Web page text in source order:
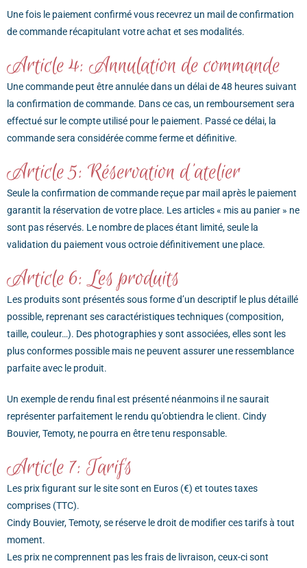
Une fois le paiement confirmé vous recevrez un mail de confirmation
de commande récapitulant votre achat et ses modalités.
Article 4: Annulation de commande
Une commande peut être annulée dans un délai de 48 heures suivant
la confirmation de commande. Dans ce cas, un remboursement sera
effectué sur le compte utilisé pour le paiement. Passé ce délai, la
commande sera considérée comme ferme et définitive.
Article 5: Réservation d'atelier
Seule la confirmation de commande reçue par mail après le paiement
garantit la réservation de votre place. Les articles « mis au panier » ne
sont pas réservés. Le nombre de places étant limité, seule la
validation du paiement vous octroie définitivement une place.
Article 6: Les produits
Les produits sont présentés sous forme d’un descriptif le plus détaillé
possible, reprenant ses caractéristiques techniques (composition,
taille, couleur…). Des photographies y sont associées, elles sont les
plus conformes possible mais ne peuvent assurer une ressemblance
parfaite avec le produit.
Un exemple de rendu final est présenté néanmoins il ne saurait
représenter parfaitement le rendu qu’obtiendra le client. Cindy
Bouvier, Temoty, ne pourra en être tenu responsable.
Article 7: Tarifs
Les prix figurant sur le site sont en Euros (€) et toutes taxes
comprises (TTC).
Cindy Bouvier, Temoty, se réserve le droit de modifier ces tarifs à tout
moment.
Les prix ne comprennent pas les frais de livraison, ceux-ci sont